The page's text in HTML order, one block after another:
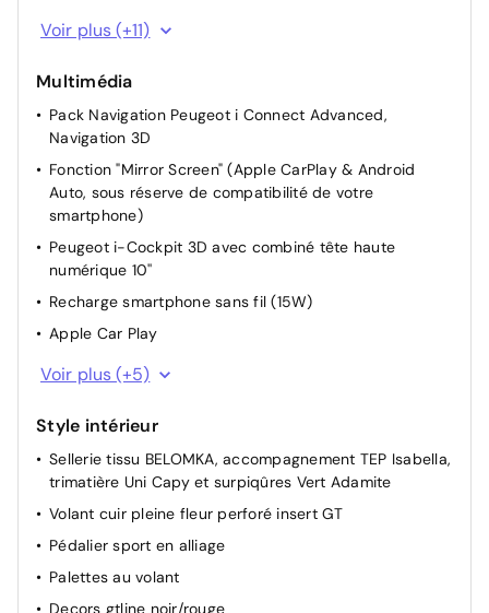
Rétroviseur interieur électrochrome frameless
Advanced Grip Control : antipatinage optimisé à 3
modes d'adhérence (Neige, sable et boue)
Conduite semi autonome (niveau 2)
Driver Sport Pack : Mode Sport avec sonorité du
moteur amplifiée et plus sportive, pédale
d'accélérateur plus réactive, direction assistée plus
sportive, et traitement numérique du son moteur à
travers les haut-parleur
Allumage automatique des feux de croisement +
Commutation automatique des feux de route / feux de
croisement
Siège passager réglable en hauteur
Lève-vitres AV / AR électriques
Réglage automatique des feux
Voir plus (+11)
Multimédia
Pack Navigation Peugeot i Connect Advanced,
Navigation 3D
Fonction "Mirror Screen" (Apple CarPlay & Android
Auto, sous réserve de compatibilité de votre
smartphone)
Peugeot i-Cockpit 3D avec combiné tête haute
numérique 10''
Recharge smartphone sans fil (15W)
Apple Car Play
Android Auto
Bluetooth
6 HPs (2 tweeters et 2 woofers à l'AV et 2 HPs à l'AR)
Ordinateur de bord
Voir plus (+5)
Style intérieur
Sellerie tissu BELOMKA, accompagnement TEP Isabella,
trimatière Uni Capy et surpiqûres Vert Adamite
Volant cuir pleine fleur perforé insert GT
Pédalier sport en alliage
Palettes au volant
Decors gtline noir/rouge